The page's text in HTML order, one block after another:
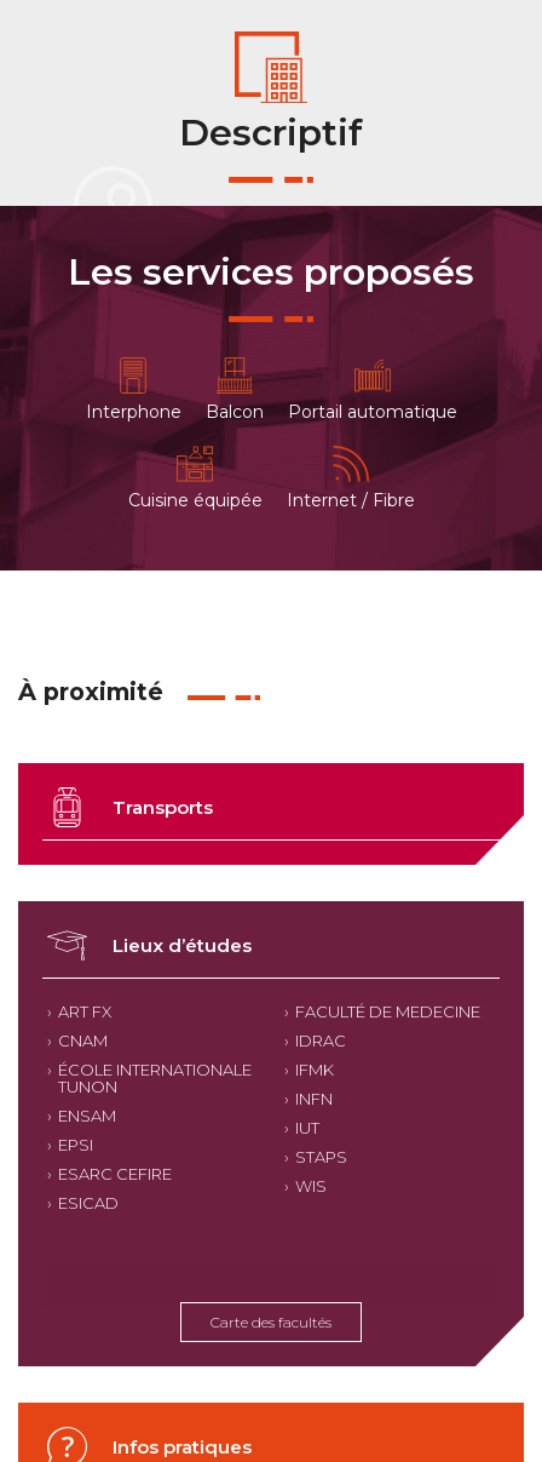
Descriptif
Les services proposés
Interphone Balcon Portail automatique
Cuisine équipée Internet / Fibre
À proximité
Transports
Lieux d’études
ART FX
CNAM
ÉCOLE INTERNATIONALE
TUNON
ENSAM
EPSI
ESARC CEFIRE
ESICAD
FACULTÉ DE MEDECINE
IDRAC
IFMK
INFN
IUT
STAPS
WIS
Carte des facultés
Infos pratiques